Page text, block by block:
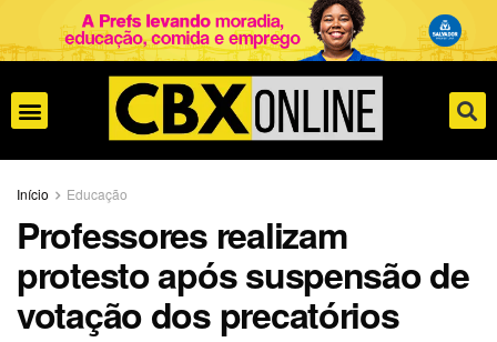
Início Educação
Professores realizam
protesto após suspensão de
votação dos precatórios